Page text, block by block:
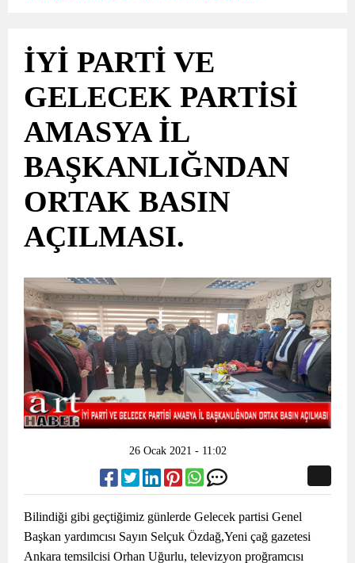
İYİ PARTİ VE
GELECEK PARTİSİ
AMASYA İL
BAŞKANLIĞNDAN
ORTAK BASIN
AÇILMASI.
26 Ocak 2021 - 11:02
Bilindiği gibi geçtiğimiz günlerde Gelecek partisi Genel
Başkan yardımcısı Sayın Selçuk Özdağ,Yeni çağ gazetesi
Ankara temsilcisi Orhan Uğurlu, televizyon proğramcısı